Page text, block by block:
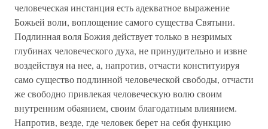
человеческая инстанция есть адекватное выражение
Божьей воли, воплощение самого существа Святыни.
Подлинная воля Божия действует только в незримых
глубинах человеческого духа, не принудительно и извне
воздействуя на нее, а, напротив, отчасти конституируя
само существо подлинной человеческой свободы, отчасти
же свободно привлекая человеческую волю своим
внутренним обаянием, своим благодатным влиянием.
Напротив, везде, где человек берет на себя функцию